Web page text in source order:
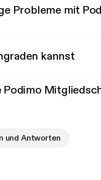
Probleme mit
kannst
Podimo
und Antworten